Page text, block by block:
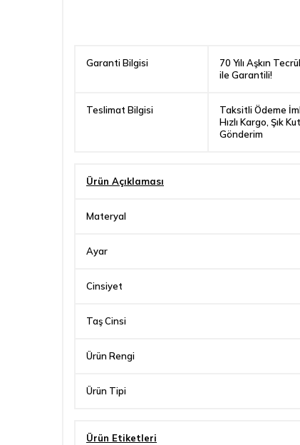
Garanti Bilgisi
70 Yılı Aşkın
ile Garantili!
Teslimat Bilgisi
Taksitli Ödeme
Hızlı Kargo, Şık
Gönderim
Ürün Açıklaması
Materyal
Ayar
Cinsiyet
Taş Cinsi
Ürün Rengi
Ürün Tipi
Ürün Etiketleri